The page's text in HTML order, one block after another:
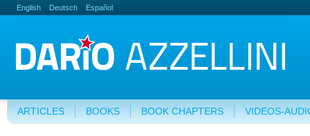
English Deutsch Español
ARTICLES BOOKS BOOK CHAPTERS VIDEOS-